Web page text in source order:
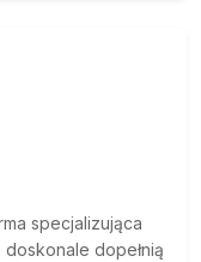
specjalizująca
dopełnią